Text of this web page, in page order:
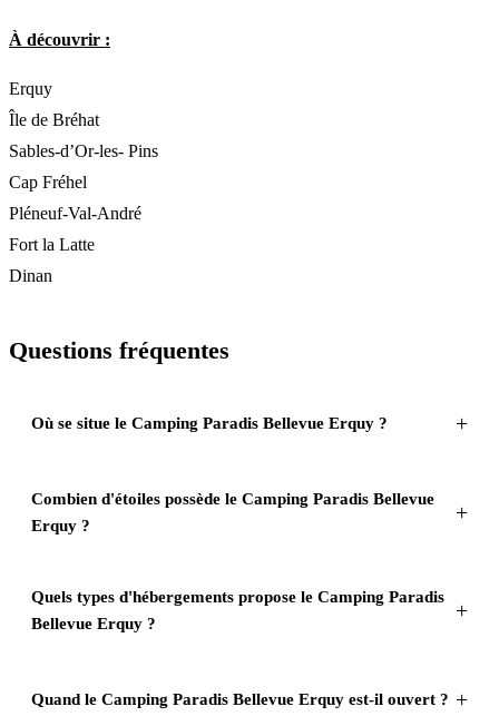
À découvrir :
Erquy
Île de Bréhat
Sables-d’Or-les- Pins
Cap Fréhel
Pléneuf-Val-André
Fort la Latte
Dinan
Questions fréquentes
Où se situe le Camping Paradis Bellevue Erquy ?
Combien d'étoiles possède le Camping Paradis Bellevue
Erquy ?
Quels types d'hébergements propose le Camping Paradis
Bellevue Erquy ?
Quand le Camping Paradis Bellevue Erquy est-il ouvert ?